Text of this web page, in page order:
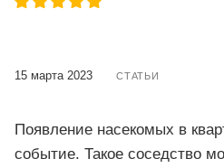
15 марта 2023 СТАТЬИ
Появление насекомых в
событие. Такое соседство